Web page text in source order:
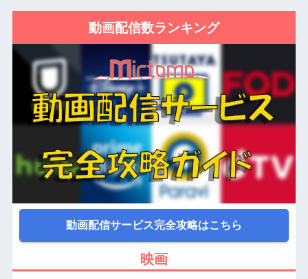
動画配信数ランキング
動画配信サービス完全攻略はこちら
映画